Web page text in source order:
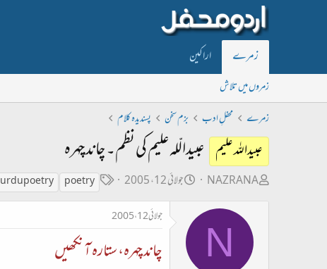
زمرے اراکین
زمروں میں تلاش
زمرے
محفلِ ادب بزم سخن پسندیدہ کلام
عبیداللہ علیم عبیدالّلہ علیم کی نظم۔ چاند چہرہ
ص
ب
NAZRANA
تجولائی 12، 2005
ی
poetry
urdu poetry
N
جولائی 12، 2005
چاند چہرہ، ستارہ آنکھيں